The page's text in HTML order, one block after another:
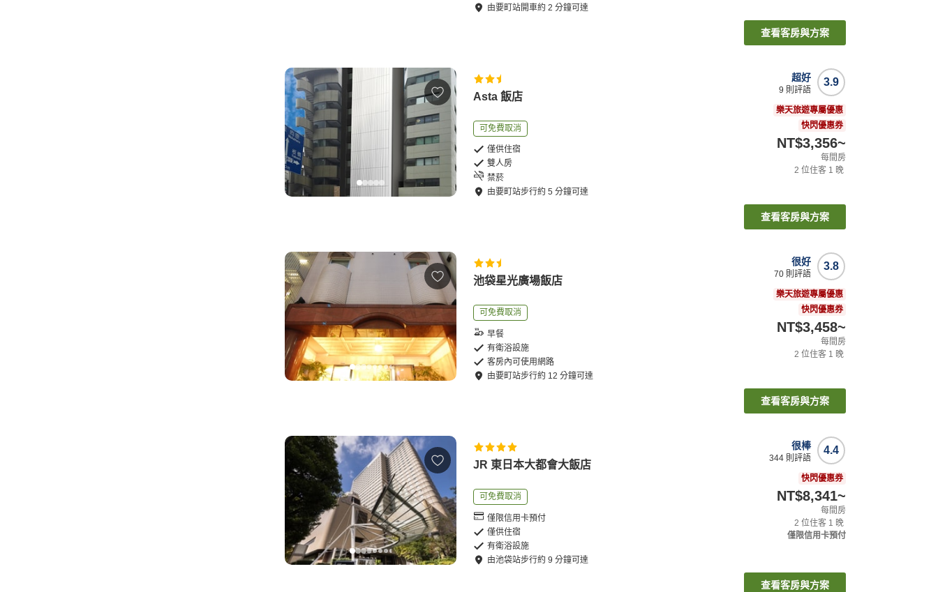
由要町站開車約2 分鐘可達
查看客房與方案
Asta 飯店
可免費取消
僅供住宿
雙人房
禁菸
由要町站步行約5 分鐘可達
3.9
超好
9 則評語
樂天旅遊專屬優惠
快閃優惠券
NT$3,356~
每間房
2 位住客 1 晚
查看客房與方案
池袋星光廣場飯店
可免費取消
早餐
有衛浴設施
客房內可使用網路
由要町站步行約 12 分鐘可達
3.8
很好
70 則評語
樂天旅遊專屬優惠
快閃優惠券
NT$3,458~
每間房
2 位住客 1 晚
查看客房與方案
JR 東日本大都會大飯店
可免費取消
僅限信用卡預付
僅供住宿
有衛浴設施
由池袋站步行約9 分鐘可達
4.4
很棒
344 則評語
快閃優惠券
NT$8,341~
每間房
2 位住客 1 晚
僅限信用卡預付
查看客房與方案